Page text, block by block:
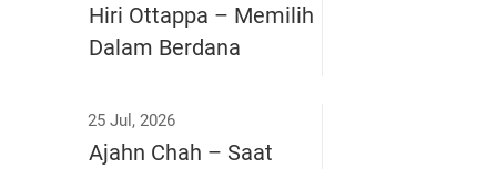
Hiri Ottappa – Memilih
Dalam Berdana
25 Jul, 2026
Ajahn Chah – Saat